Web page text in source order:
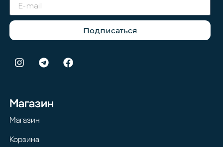
Подписаться
Магазин
Магазин
Корзина